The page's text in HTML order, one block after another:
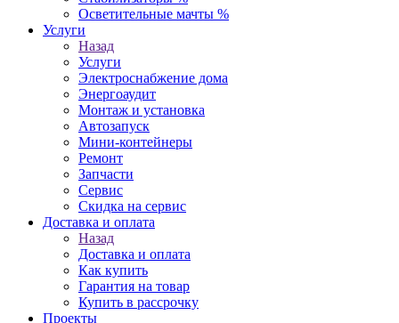
Осветительные мачты %
Услуги
Назад
Услуги
Электроснабжение дома
Энергоаудит
Монтаж и установка
Автозапуск
Мини-контейнеры
Ремонт
Запчасти
Сервис
Скидка на сервис
Доставка и оплата
Назад
Доставка и оплата
Как купить
Гарантия на товар
Купить в рассрочку
Проекты